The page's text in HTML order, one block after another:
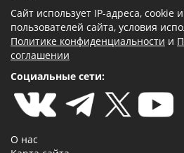
Сайт использует IP-адреса, cookie
пользователей сайта, условия
Политике конфиденциальности и
соглашении
Социальные сети:
О нас